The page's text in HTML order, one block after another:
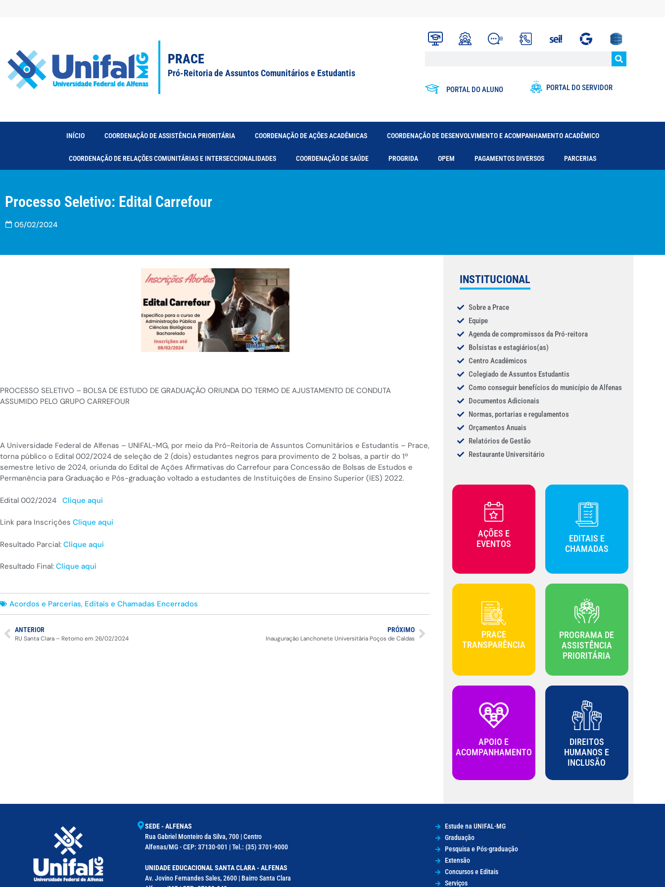
PRACE
Pró-Reitoria de Assuntos Comunitários e Estudantis
PORTAL DO ALUNO PORTAL DO SERVIDOR
INÍCIO COORDENAÇÃO DE ASSISTÊNCIA PRIORITÁRIA COORDENAÇÃO DE AÇÕES ACADÊMICAS COORDENAÇÃO DE DESENVOLVIMENTO E ACOMPANHAMENTO ACADÊMICO
COORDENAÇÃO DE RELAÇÕES COMUNITÁRIAS E INTERSECCIONALIDADES COORDENAÇÃO DE SAÚDE PROGRIDA OPEM PAGAMENTOS DIVERSOS PARCERIAS
Processo Seletivo: Edital Carrefour
05/02/2024
PROCESSO SELETIVO – BOLSA DE ESTUDO DE GRADUAÇÃO ORIUNDA DO TERMO DE AJUSTAMENTO DE CONDUTA
ASSUMIDO PELO GRUPO CARREFOUR
A Universidade Federal de Alfenas – UNIFAL-MG, por meio da Pró-Reitoria de Assuntos Comunitários e Estudantis – Prace,
torna público o Edital 002/2024 de seleção de 2 (dois) estudantes negros para provimento de 2 bolsas, a partir do 1º
semestre letivo de 2024, oriunda do Edital de Ações Afirmativas do Carrefour para Concessão de Bolsas de Estudos e
Permanência para Graduação e Pós-graduação voltado a estudantes de Instituições de Ensino Superior (IES) 2022.
Edital 002/2024 Clique aqui
Link para Inscrições Clique aqui
Resultado Parcial: Clique aqui
Resultado Final: Clique aqui
Acordos e Parcerias, Editais e Chamadas Encerrados
ANTERIOR
RU Santa Clara – Retorno em 26/02/2024
PRÓXIMO
Inauguração Lanchonete Universitária Poços de Caldas
INSTITUCIONAL
Sobre a Prace
Equipe
Agenda de compromissos da Pró-reitora
Bolsistas e estagiários(as)
Centro Acadêmicos
Colegiado de Assuntos Estudantis
Como conseguir benefícios do município de Alfenas
Documentos Adicionais
Normas, portarias e regulamentos
Orçamentos Anuais
Relatórios de Gestão
Restaurante Universitário
AÇÕES E
EVENTOS
EDITAIS E
CHAMADAS
PRACE
TRANSPARÊNCIA
PROGRAMA DE
ASSISTÊNCIA
PRIORITÁRIA
APOIO E
ACOMPANHAMENTO
DIREITOS
HUMANOS E
INCLUSÃO
SEDE - ALFENAS
Rua Gabriel Monteiro da Silva, 700 | Centro
Alfenas/MG - CEP: 37130-001 | Tel.: (35) 3701-9000
UNIDADE EDUCACIONAL SANTA CLARA - ALFENAS
Av. Jovino Fernandes Sales, 2600 | Bairro Santa Clara
Estude na UNIFAL-MG
Graduação
Pesquisa e Pós-graduação
Extensão
Concursos e Editais
Serviços